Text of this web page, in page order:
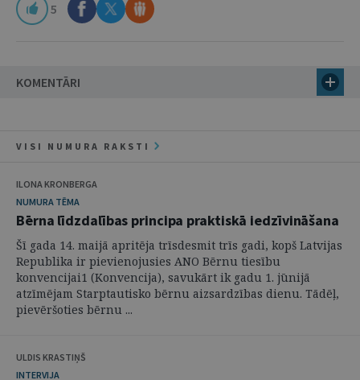
5
KOMENTĀRI
VISI NUMURA RAKSTI
ILONA KRONBERGA
NUMURA TĒMA
Bērna līdzdalības principa praktiskā iedzīvināšana
Šī gada 14. maijā apritēja trīsdesmit trīs gadi, kopš Latvijas
Republika ir pievienojusies ANO Bērnu tiesību
konvencijai1 (Konvencija), savukārt ik gadu 1. jūnijā
atzīmējam Starptautisko bērnu aizsardzības dienu. Tādēļ,
pievēršoties bērnu ...
ULDIS KRASTIŅŠ
INTERVIJA